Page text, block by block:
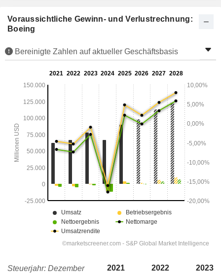
Voraussichtliche Gewinn- und Verlustrechnung:
Boeing
Bereinigte Zahlen auf aktueller Geschäftsbasis
Steuerjahr: Dezember 2021 2022
2023